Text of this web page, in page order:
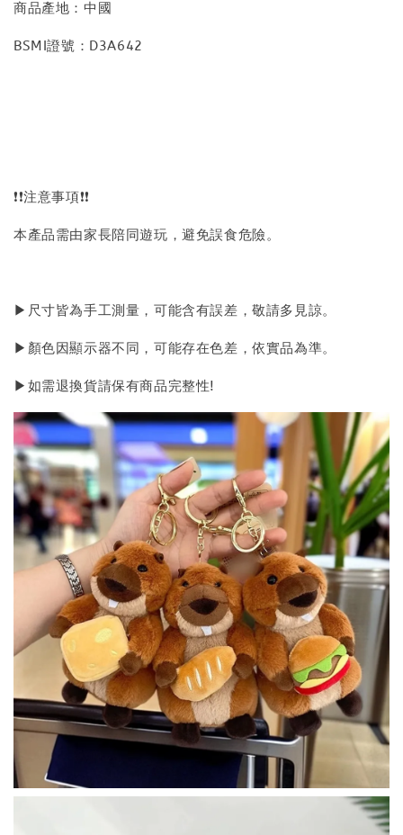
商品產地：中國
BSMI證號：D3A642
❗❗注意事項❗❗
本產品需由家長陪同遊玩，避免誤食危險。
▶尺寸皆為手工測量，可能含有誤差，敬請多見諒。
▶顏色因顯示器不同，可能存在色差，依實品為準。
▶如需退換貨請保有商品完整性!